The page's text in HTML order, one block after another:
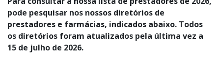
pode pesquisar nos nossos diretórios de
prestadores e farmácias, indicados abaixo. Todos
os diretórios foram atualizados pela última vez a
15 de julho de 2026.